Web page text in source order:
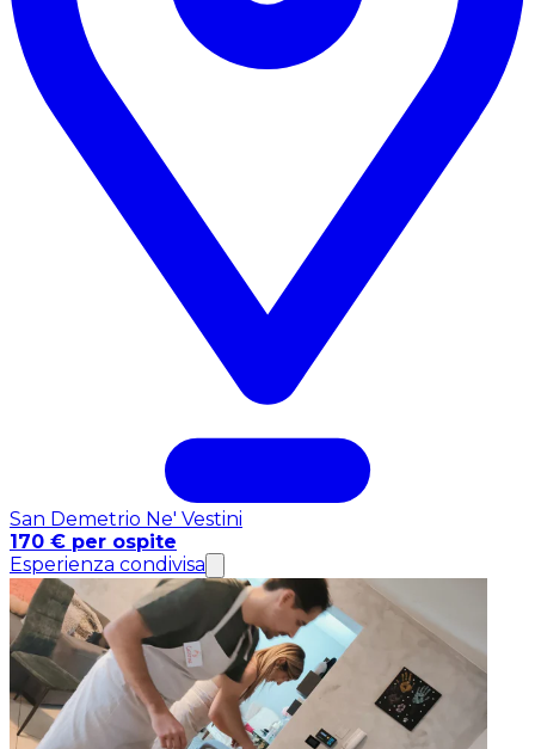
San Demetrio Ne' Vestini
170 € per ospite
Esperienza condivisa